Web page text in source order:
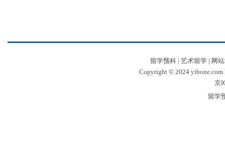
留学预科| 艺术留学| 网
Copyright © 2024 yibone.com
京
留学